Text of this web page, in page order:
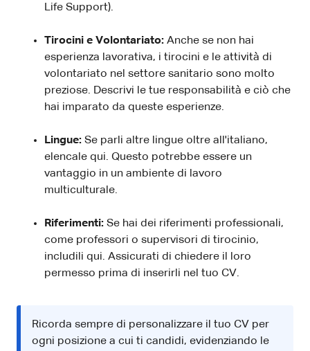
Life Support).
Tirocini e Volontariato: Anche se non hai
esperienza lavorativa, i tirocini e le attività di
volontariato nel settore sanitario sono molto
preziose. Descrivi le tue responsabilità e ciò che
hai imparato da queste esperienze.
Lingue: Se parli altre lingue oltre all'italiano,
elencale qui. Questo potrebbe essere un
vantaggio in un ambiente di lavoro
multiculturale.
Riferimenti: Se hai dei riferimenti professionali,
come professori o supervisori di tirocinio,
includili qui. Assicurati di chiedere il loro
permesso prima di inserirli nel tuo CV.
Ricorda sempre di personalizzare il tuo CV per
ogni posizione a cui ti candidi, evidenziando le